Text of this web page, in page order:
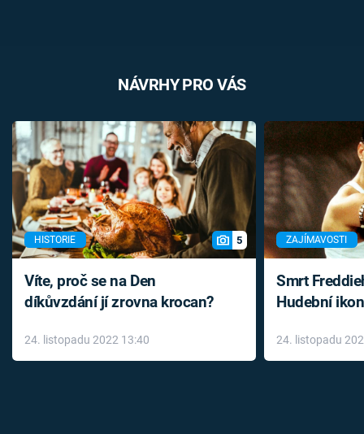
NÁVRHY PRO VÁS
HISTORIE 5
Víte, proč se na Den
díkůvzdání jí zrovna krocan?
24. listopadu 2022 13:40
ZAJÍMAVOSTI
Smrt
Hudební
léky
24. listopadu